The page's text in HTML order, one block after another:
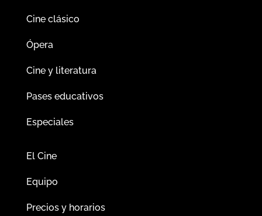
Cine clásico
Ópera
Cine y literatura
Pases educativos
Especiales
El Cine
Equipo
Precios y horarios